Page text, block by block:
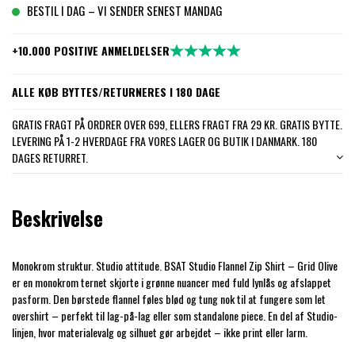
BESTIL I DAG – VI SENDER SENEST MANDAG
+10.000 POSITIVE ANMELDELSER
ALLE KØB BYTTES/RETURNERES I 180 DAGE
GRATIS FRAGT PÅ ORDRER OVER 699, ELLERS FRAGT FRA 29 KR. GRATIS BYTTE.
LEVERING PÅ 1-2 HVERDAGE FRA VORES LAGER OG BUTIK I DANMARK. 180
DAGES RETURRET.
Beskrivelse
Monokrom struktur. Studio attitude. BSAT Studio Flannel Zip Shirt – Grid Olive
er en monokrom ternet skjorte i grønne nuancer med fuld lynlås og afslappet
pasform. Den børstede flannel føles blød og tung nok til at fungere som let
overshirt – perfekt til lag-på-lag eller som standalone piece. En del af Studio-
linjen, hvor materialevalg og silhuet gør arbejdet – ikke print eller larm.